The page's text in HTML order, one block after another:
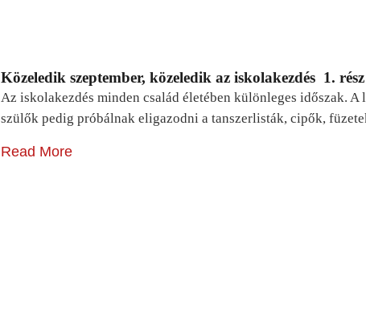
Közeledik szeptember, közeledik az iskolakezdés 1. rész
Az iskolakezdés minden család életében különleges időszak.
szülők pedig próbálnak eligazodni a tanszerlisták, cipők,
Read More